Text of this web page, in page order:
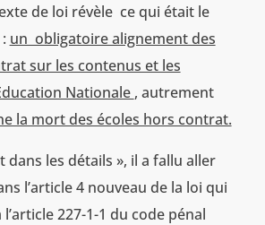
de loi révèle ce qui était le
un obligatoire alignement des
sur les contenus et les
Nationale , autrement
la mort des écoles hors contrat.
dans les détails », il a fallu aller
l’article 4 nouveau de la loi qui
227-1-1 du code pénal